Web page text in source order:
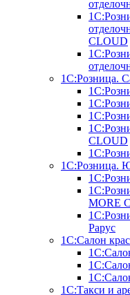
CLOUD
1С:Розница.
CLOUD
1С:Розница.
MORE
Рарус
1С:Салон
1С:Такси и